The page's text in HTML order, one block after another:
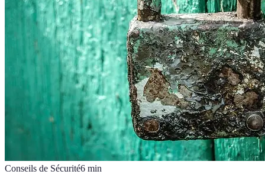
Conseils de Sécurité6 min